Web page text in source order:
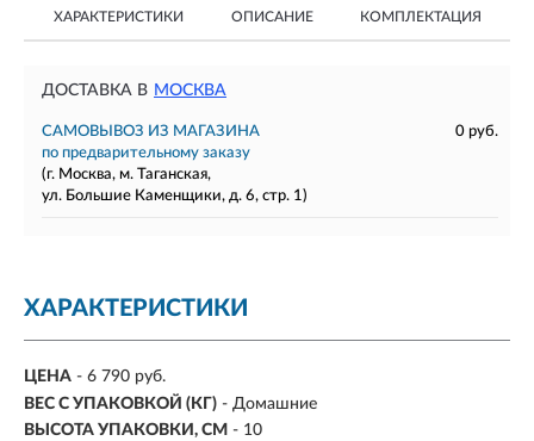
ХАРАКТЕРИСТИКИ ОПИСАНИЕ КОМПЛЕКТАЦИЯ
ДОСТАВКА В МОСКВА
САМОВЫВОЗ ИЗ МАГАЗИНА
0 руб.
по предварительному заказу
(г. Москва, м. Таганская,
ул. Большие Каменщики, д. 6, стр. 1)
ХАРАКТЕРИСТИКИ
ЦЕНА - 6 790 руб.
ВЕС С УПАКОВКОЙ (КГ) - Домашние
ВЫСОТА УПАКОВКИ, СМ - 10